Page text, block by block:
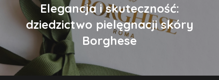
Elegancja i skuteczność:
dziedzictwo pielęgnacji skóry
Borghese